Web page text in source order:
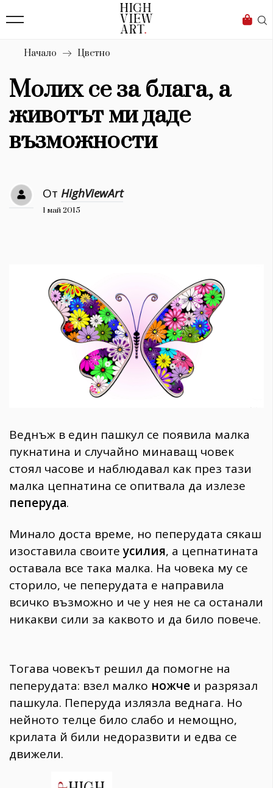
Бизнес
Мода
Dialogue
Изкуство
4339
Дизайн
30+ 1970
Гурме 1709
Пътувай
389
Gentlemen
382
Wellness
1816
ПОСЛЕДВАЙТЕ
НИ
Начало Цветно
Молих се за блага, а
животът ми даде
възможности
От HighViewArt
1 май 2015
Веднъж в един пашкул се появила малка
пукнатина и случайно минаващ човек
стоял часове и наблюдавал как през тази
малка цепнатина се опитвала да излезе
пеперуда.
Минало доста време, но пеперудата сякаш
изоставила своитеусилия, а цепнатината
оставала все така малка. На човека му се
сторило, че пеперудата е направила
всичко възможно и че у нея не са останали
никакви сили за каквото и да било повече.
Тогава човекът решил да помогне на
пеперудата: взел малко ножче и разрязал
пашкула. Пеперуда излязла веднага. Но
нейното телце било слабо и немощно,
крилата й били недоразвити и едва се
движели.